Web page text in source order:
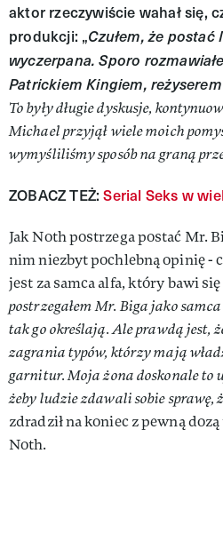
aktor rzeczywiście wahał się,
produkcji: „Czułem, że
wyczerpana. Sporo
Patrickiem Kingiem,
To były długie dyskusje,
Michael przyjął wiele moich
wymyśliliśmy sposób na graną
ZOBACZ TEŻ:Serial Seks w
Jak Noth postrzega postać Mr.
nim niezbyt pochlebną opinię -
jest za samca alfa, który bawi
postrzegałem Mr. Biga jako
tak go określają. Ale prawdą jest,
zagrania typów, którzy mają
garnitur. Moja żona doskonale to
żeby ludzie zdawali sobie sprawę,
zdradził na koniec z pewną
Noth.